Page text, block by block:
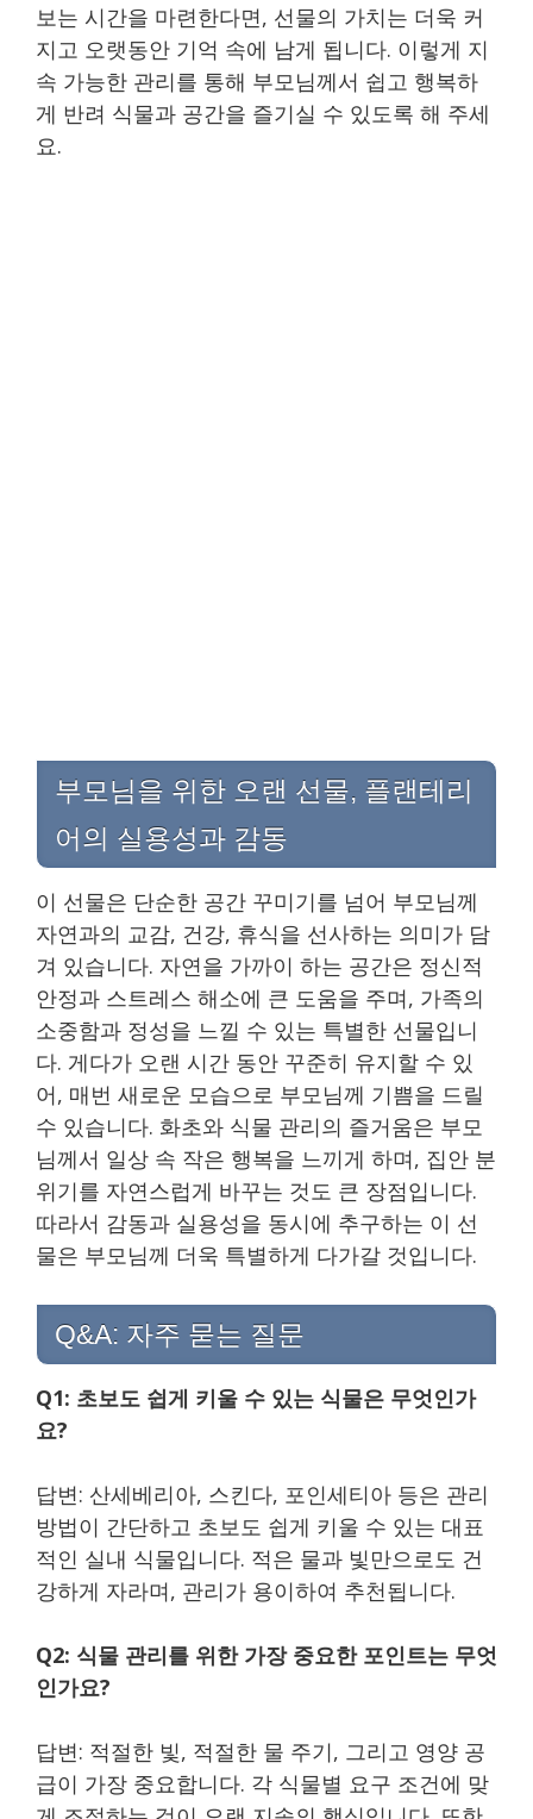
보는 시간을 마련한다면, 선물의 가치는 더욱 커
지고 오랫동안 기억 속에 남게 됩니다. 이렇게 지
속 가능한 관리를 통해 부모님께서 쉽고 행복하
게 반려 식물과 공간을 즐기실 수 있도록 해 주세
요.
부모님을 위한 오랜 선물, 플랜테리
어의 실용성과 감동
이 선물은 단순한 공간 꾸미기를 넘어 부모님께
자연과의 교감, 건강, 휴식을 선사하는 의미가 담
겨 있습니다. 자연을 가까이 하는 공간은 정신적
안정과 스트레스 해소에 큰 도움을 주며, 가족의
소중함과 정성을 느낄 수 있는 특별한 선물입니
다. 게다가 오랜 시간 동안 꾸준히 유지할 수 있
어, 매번 새로운 모습으로 부모님께 기쁨을 드릴
수 있습니다. 화초와 식물 관리의 즐거움은 부모
님께서 일상 속 작은 행복을 느끼게 하며, 집안 분
위기를 자연스럽게 바꾸는 것도 큰 장점입니다.
따라서 감동과 실용성을 동시에 추구하는 이 선
물은 부모님께 더욱 특별하게 다가갈 것입니다.
Q&A: 자주 묻는 질문
Q1: 초보도 쉽게 키울 수 있는 식물은 무엇인가
요?
답변: 산세베리아, 스킨다, 포인세티아 등은 관리
방법이 간단하고 초보도 쉽게 키울 수 있는 대표
적인 실내 식물입니다. 적은 물과 빛만으로도 건
강하게 자라며, 관리가 용이하여 추천됩니다.
Q2: 식물 관리를 위한 가장 중요한 포인트는 무엇
인가요?
답변: 적절한 빛, 적절한 물 주기, 그리고 영양 공
급이 가장 중요합니다. 각 식물별 요구 조건에 맞